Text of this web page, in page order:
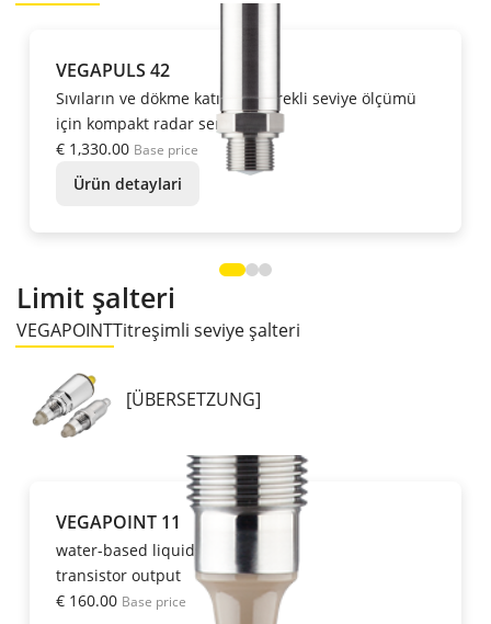
VEGAPULS 42
Sıvıların ve dökme katıların sürekli seviye ölçümü
için kompakt radar sensörü
€ 1,330.00 Base price
Ürün detaylari
Limit şalteri
VEGAPOINTTitreşimli seviye şalteri
[ÜBERSETZUNG]
VEGAPOINT 11
water-based liquids from DK > 2
transistor output
€ 160.00 Base price